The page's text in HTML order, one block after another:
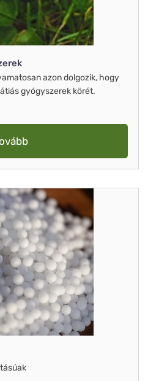
azon dolgozik, hogy
gyógyszerek körét.